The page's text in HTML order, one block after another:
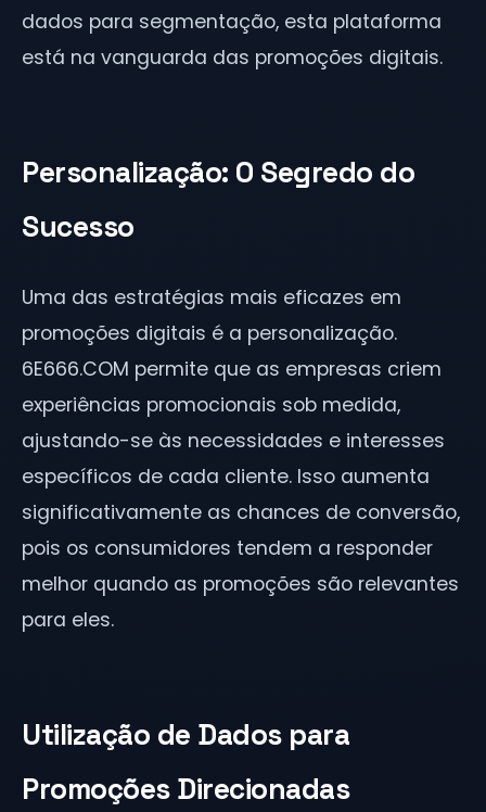
dados para segmentação, esta plataforma
está na vanguarda das promoções digitais.
Personalização: O Segredo do
Sucesso
Uma das estratégias mais eficazes em
promoções digitais é a personalização.
6E666.COM permite que as empresas criem
experiências promocionais sob medida,
ajustando-se às necessidades e interesses
específicos de cada cliente. Isso aumenta
significativamente as chances de conversão,
pois os consumidores tendem a responder
melhor quando as promoções são relevantes
para eles.
Utilização de Dados para
Promoções Direcionadas